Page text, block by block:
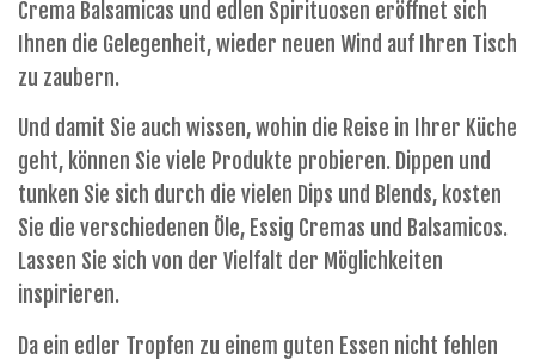
Crema Balsamicas und edlen Spirituosen eröffnet sich
Ihnen die Gelegenheit, wieder neuen Wind auf Ihren Tisch
zu zaubern.
Und damit Sie auch wissen, wohin die Reise in Ihrer Küche
geht, können Sie viele Produkte probieren. Dippen und
tunken Sie sich durch die vielen Dips und Blends, kosten
Sie die verschiedenen Öle, Essig Cremas und Balsamicos.
Lassen Sie sich von der Vielfalt der Möglichkeiten
inspirieren.
Da ein edler Tropfen zu einem guten Essen nicht fehlen